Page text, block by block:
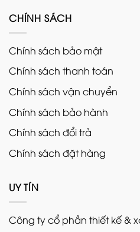
CHÍNH SÁCH
Chính sách bảo mật
Chính sách thanh toán
Chính sách vận chuyển
Chính sách bảo hành
Chính sách đổi trả
Chính sách đặt hàng
UY TÍN
Công ty cổ phần thiết kế &